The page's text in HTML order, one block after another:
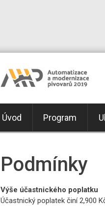
Úvod Program
Podmínky
Výše účastnického poplatku
Účastnický poplatek činí 2,900